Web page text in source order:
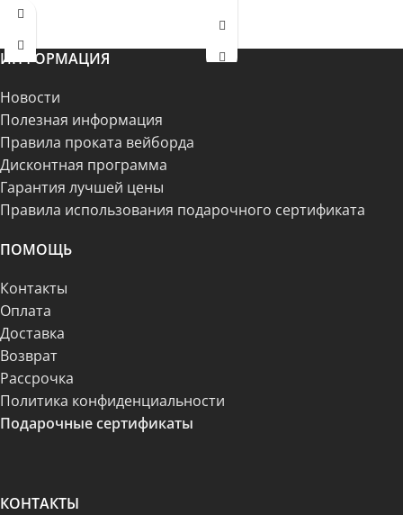
ИНФОРМАЦИЯ
Новости
Полезная информация
Правила проката вейборда
Дисконтная программа
Гарантия лучшей цены
Правила использования подарочного сертификата
ПОМОЩЬ
Контакты
Оплата
Доставка
Возврат
Рассрочка
Политика конфиденциальности
Подарочные сертификаты
КОНТАКТЫ